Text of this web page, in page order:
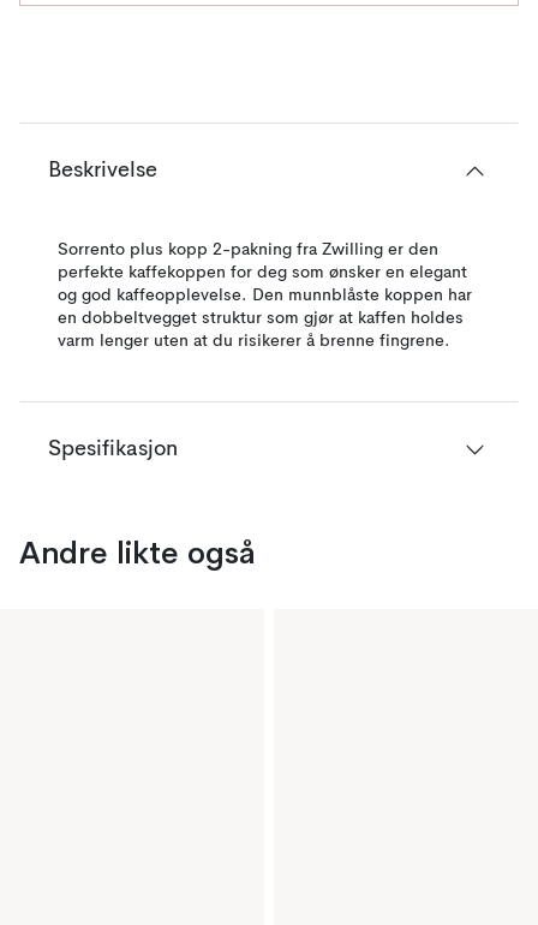
Beskrivelse
Sorrento plus kopp 2-pakning fra Zwilling er den
perfekte kaffekoppen for deg som ønsker en elegant
og god kaffeopplevelse. Den munnblåste koppen har
en dobbeltvegget struktur som gjør at kaffen holdes
varm lenger uten at du risikerer å brenne fingrene.
Spesifikasjon
Andre likte også